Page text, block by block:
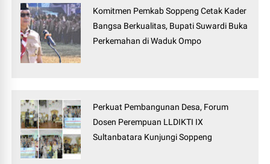
Komitmen Pemkab Soppeng Cetak Kader
Bangsa Berkualitas, Bupati Suwardi Buka
Perkemahan di Waduk Ompo
Perkuat Pembangunan Desa, Forum
Dosen Perempuan LLDIKTI IX
Sultanbatara Kunjungi Soppeng